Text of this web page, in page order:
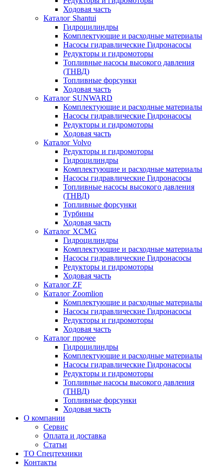
Ходовая часть
Каталог Shantui
Гидроцилиндры
Комплектующие и расходные материалы
Насосы гидравлические Гидронасосы
Редукторы и гидромоторы
Топливные насосы высокого давления
(ТНВД)
Топливные форсунки
Ходовая часть
Каталог SUNWARD
Комплектующие и расходные материалы
Насосы гидравлические Гидронасосы
Редукторы и гидромоторы
Ходовая часть
Каталог Volvo
Редукторы и гидромоторы
Гидроцилиндры
Комплектующие и расходные материалы
Насосы гидравлические Гидронасосы
Топливные насосы высокого давления
(ТНВД)
Топливные форсунки
Турбины
Ходовая часть
Каталог XCMG
Гидроцилиндры
Комплектующие и расходные материалы
Насосы гидравлические Гидронасосы
Редукторы и гидромоторы
Ходовая часть
Каталог ZF
Каталог Zoomlion
Комплектующие и расходные материалы
Насосы гидравлические Гидронасосы
Редукторы и гидромоторы
Ходовая часть
Каталог прочее
Гидроцилиндры
Комплектующие и расходные материалы
Насосы гидравлические Гидронасосы
Редукторы и гидромоторы
Топливные насосы высокого давления
(ТНВД)
Топливные форсунки
Ходовая часть
О компании
Сервис
Оплата и доставка
Статьи
ТО Спецтехники
Контакты